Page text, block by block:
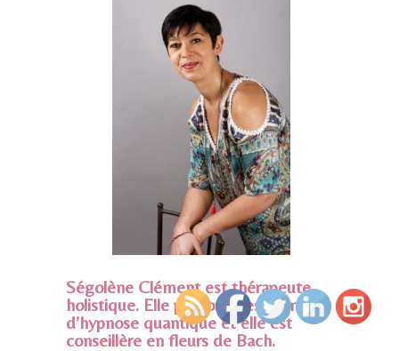
Ségolène Clément est thérapeute
holistique. Elle propose des séances
d’hypnose quantique et elle est
conseillère en fleurs de Bach.